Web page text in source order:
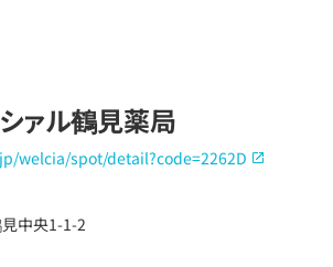
ァル鶴見薬局
welcia/spot/detail?code=2262D
中央1-1-2